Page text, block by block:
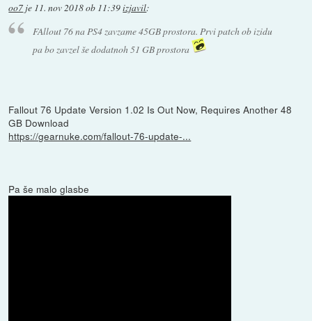
oo7 je 11. nov 2018 ob 11:39izjavil:
FAllout 76 na PS4 zavzame 45GB prostora. Prvi patch ob izidu
pa bo zavzel še dodatnoh 51 GB prostora
Fallout 76 Update Version 1.02 Is Out Now, Requires Another 48
GB Download
https://gearnuke.com/fallout-76-update-...
Pa še malo glasbe